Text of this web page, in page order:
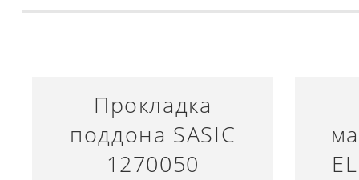
Прокладка
поддона SASIC
1270050